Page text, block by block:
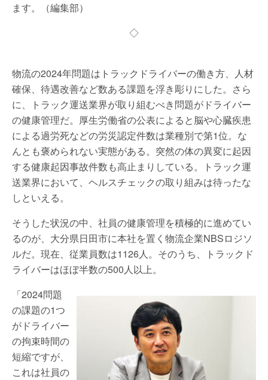
ます。（編集部）
◇
物流の2024年問題はトラックドライバーの働き方、人材
確保、待遇改善など数ある課題を浮き彫りにした。さら
に、トラック運送業界が取り組むべき問題がドライバー
の健康管理だ。厚生労働省の公表によると脳や心臓疾患
による過労死などの労災認定件数は業種別で第1位。な
んとも褒められない実態がある。突然の体の異変に起因
する健康起因事故件数も高止まりしている。トラック運
送業界において、ヘルスチェックの取り組みは待ったな
しといえる。
そうした状況の中、社員の健康管理を積極的に進めてい
るのが、大分県日田市に本社を置く物流企業NBSロジソ
ルだ。現在、従業員数は1126人。そのうち、トラックド
ライバーはほぼ半数の500人以上。
「2024問題
の課題の1つ
がドライバー
の拘束時間の
短縮ですが、
これは社員の